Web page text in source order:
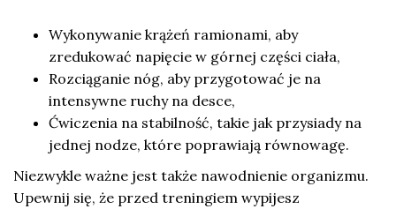
Wykonywanie krążeń ramionami, aby
zredukować napięcie w górnej części ciała,
Rozciąganie nóg, aby przygotować je na
intensywne ruchy na desce,
Ćwiczenia na stabilność, takie jak przysiady na
jednej nodze, które poprawiają równowagę.
Niezwykle ważne jest także nawodnienie organizmu.
Upewnij się, że przed treningiem wypijesz